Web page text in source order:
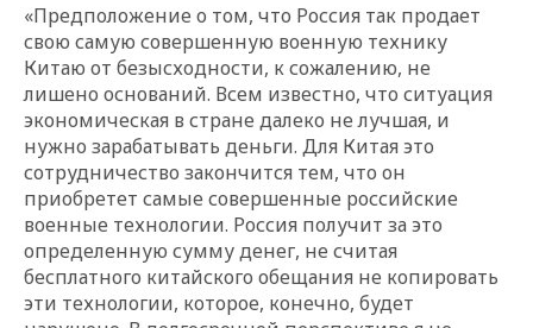
«Предположение о том, что Россия так продает
свою самую совершенную военную технику
Китаю от безысходности, к сожалению, не
лишено оснований. Всем известно, что ситуация
экономическая в стране далеко не лучшая, и
нужно зарабатывать деньги. Для Китая это
сотрудничество закончится тем, что он
приобретет самые совершенные российские
военные технологии. Россия получит за это
определенную сумму денег, не считая
бесплатного китайского обещания не копировать
эти технологии, которое, конечно, будет